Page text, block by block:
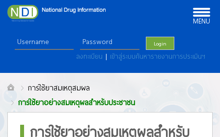
Toggle
navigation
MENU
Login
ลงทะเบียน | เข้าสู่ระบบค้นหารายงานการประเมินฯ
การใช้ยาสมเหตุสมผล
การใช้ยาอย่างสมเหตุผลสำหรับประชาชน
การใช้ยาอย่างสมเหตุผลสำหรับ